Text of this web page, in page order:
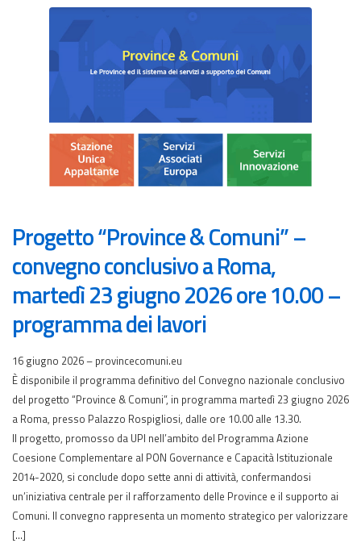
Progetto “Province & Comuni” –
convegno conclusivo a Roma,
martedì 23 giugno 2026 ore 10.00 –
programma dei lavori
16 giugno 2026 – provincecomuni.eu
È disponibile il programma definitivo del Convegno nazionale conclusivo
del progetto “Province & Comuni”, in programma martedì 23 giugno 2026
a Roma, presso Palazzo Rospigliosi, dalle ore 10.00 alle 13.30.
Il progetto, promosso da UPI nell’ambito del Programma Azione
Coesione Complementare al PON Governance e Capacità Istituzionale
2014-2020, si conclude dopo sette anni di attività, confermandosi
un’iniziativa centrale per il rafforzamento delle Province e il supporto ai
Comuni. Il convegno rappresenta un momento strategico per valorizzare
[…]